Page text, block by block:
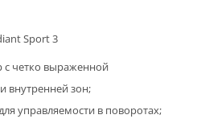
Sport 3
с четко выраженной
внутренней зон;
управляемости в поворотах;